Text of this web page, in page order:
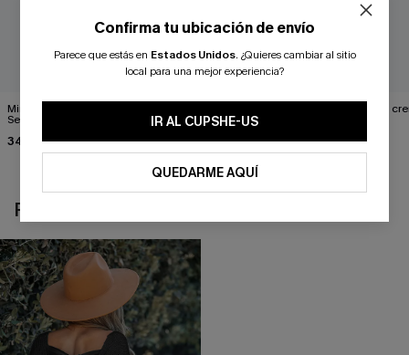
Minivestido negro Glow
Season
34,00 €
exagerado
39,00 €
Cárdigan
REVISAR RECIENTEMENTE
Confirma tu ubicación de envío
Parece que estás en Estados Unidos. ¿Quieres cambiar al sitio
local para una mejor experiencia?
IR AL CUPSHE-US
QUEDARME AQUÍ